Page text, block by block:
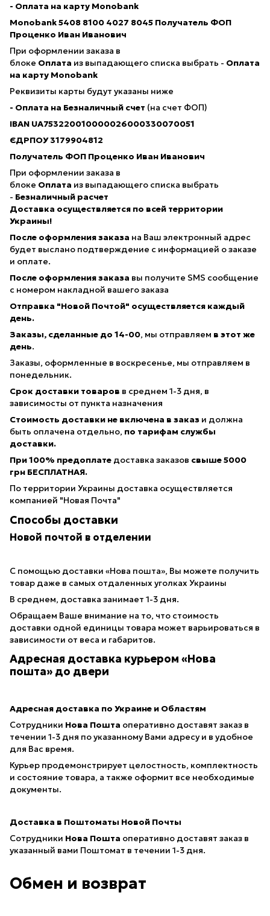
- Оплата на карту Monobank
Monobank 5408 8100 4027 8045 Получатель ФОП
Проценко Иван Иванович
При оформлении заказа в
блоке Оплата из выпадающего списка выбрать - Оплата
на карту Monobank
Реквизиты карты будут указаны ниже
- Оплата на Безналичный счет (на счет ФОП)
IBAN UA753220010000026000330070051
ЄДРПОУ 3179904812
Получатель ФОП Проценко Иван Иванович
При оформлении заказа в
блоке Оплата из выпадающего списка выбрать
- Безналичный расчет
Доставка осуществляется по всей территории
Украины!
После оформления заказа на Ваш электронный адрес
будет выслано подтверждение с информацией о заказе
и оплате.
После оформления заказа вы получите SMS сообщение
с номером накладной вашего заказа
Отправка "Новой Почтой" осуществляется каждый
день.
Заказы, сделанные до 14-00, мы отправляем в этот же
день.
Заказы, оформленные в воскресенье, мы отправляем в
понедельник.
Срок доставки товаров в среднем 1-3 дня, в
зависимосты от пункта назначения
Стоимость доставки не включена в заказ и должна
быть оплачена отдельно, по тарифам службы
доставки.
При 100% предоплате доставка заказов свыше 5000
грн БЕСПЛАТНАЯ.
По территории Украины доставка осуществляется
компанией "Новая Почта"
Способы доставки
Новой почтой в отделении
С помощью доставки «Нова пошта», Вы можете получить
товар даже в самых отдаленных уголках Украины
В среднем, доставка занимает 1-3 дня.
Обращаем Ваше внимание на то, что стоимость
доставки одной единицы товара может варьироваться в
зависимости от веса и габаритов.
Адресная доставка курьером «Нова
пошта» до двери
Адресная доставка по Украине и Областям
Сотрудники Нова Пошта оперативно доставят заказ в
течении 1-3 дня по указанному Вами адресу и в удобное
для Вас время.
Курьер продемонстрирует целостность, комплектность
и состояние товара, а также оформит все необходимые
документы.
Доставка в Поштоматы Новой Почты
Сотрудники Нова Пошта оперативно доставят заказ в
указанный вами Поштомат в течении 1-3 дня.
Обмен и возврат